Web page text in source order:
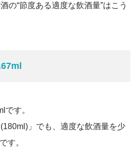
の“節度ある適度な飲酒量”はこう
です。
」でも、適度な飲酒量を少
す。